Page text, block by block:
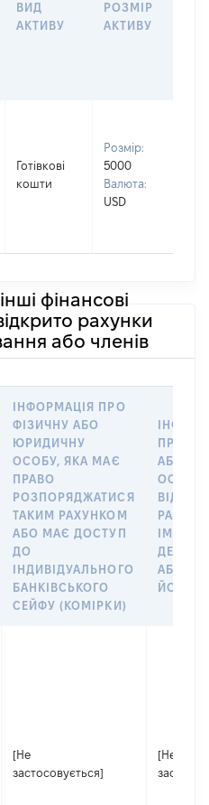
ВИД
АКТИВУ
РОЗМІР
АКТИВУ
Готівкові
кошти
Розмір:
5000
Валюта:
USD
фінансові
рахунки
або членів
ІНФОРМАЦІЯ ПРО
ФІЗИЧНУ АБО
ЮРИДИЧНУ
ОСОБУ, ЯКА МАЄ
ПРАВО
РОЗПОРЯДЖАТИСЯ
ТАКИМ РАХУНКОМ
АБО МАЄ ДОСТУП
ДО
ІНДИВІДУАЛЬНОГО
БАНКІВСЬКОГО
СЕЙФУ (КОМІРКИ)
ПРО
АБО
ОСОБУ,
ІМ’Я
АБО
ЙОГО
[Не
застосовується]
[Не